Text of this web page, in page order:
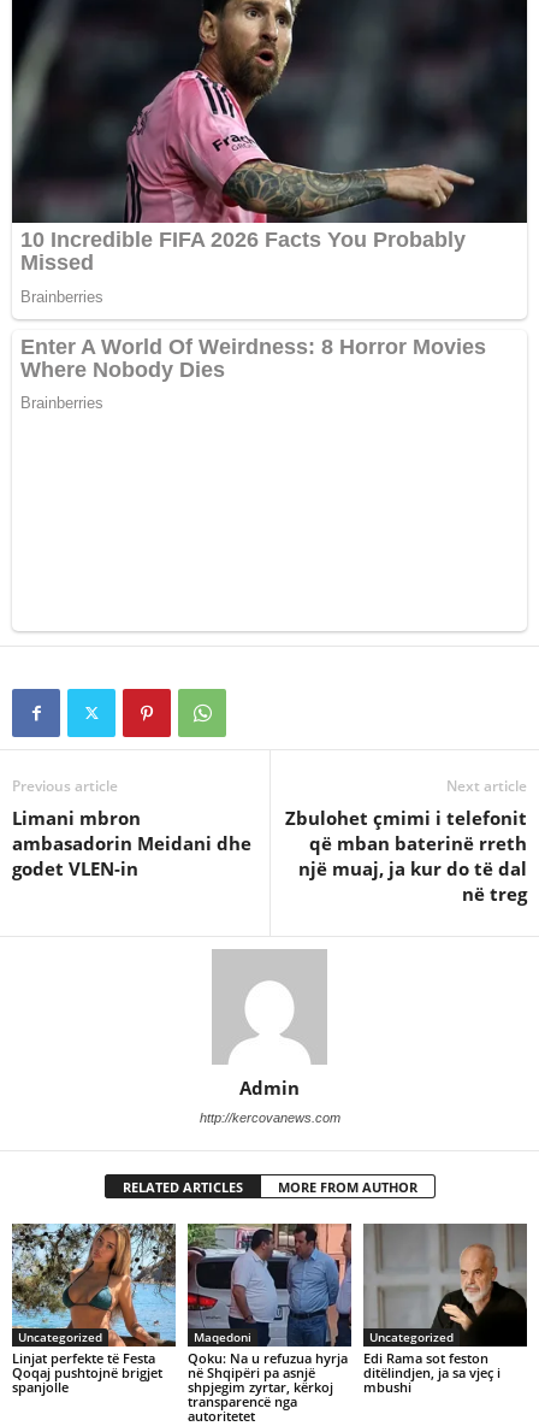
Previous article
Limani mbron
ambasadorin Meidani dhe
godet VLEN-in
Next article
Zbulohet çmimi i telefonit
që mban baterinë rreth
një muaj, ja kur do të dal
në treg
Admin
http://kercovanews.com
RELATED ARTICLES MORE FROM AUTHOR
Uncategorized
Linjat perfekte të Festa
Qoqaj pushtojnë brigjet
spanjolle
Maqedoni
Qoku: Na u refuzua hyrja
në Shqipëri pa asnjë
shpjegim zyrtar, kërkoj
transparencë nga
autoritetet
Uncategorized
Edi Rama sot feston
ditëlindjen, ja sa vjeç i
mbushi